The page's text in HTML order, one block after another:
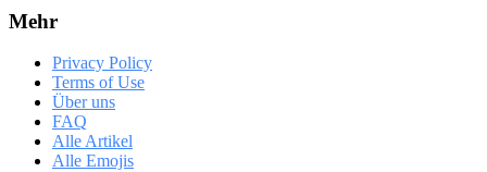
Mehr
Privacy Policy
Terms of Use
Über uns
FAQ
Alle Artikel
Alle Emojis